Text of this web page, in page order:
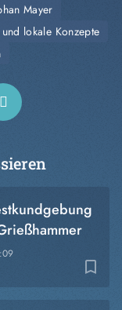
Mayer
lokale Konzepte
bookmark_border